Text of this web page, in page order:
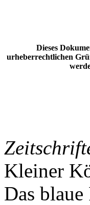
Dieses
urheberrechtlichen
Kleiner
Das blaue